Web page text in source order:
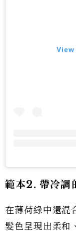
範本2. 帶冷
在薄荷綠中還混
髮色呈現出柔和